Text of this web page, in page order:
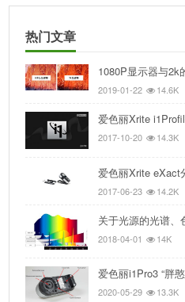
热门文章
1080P显示器与2k
2019-01-22 14.6K
爱色丽Xrite
2017-10-20 14.3K
爱色丽Xrite eXact
2017-06-23 14.2K
关于光源的光谱、
2018-04-01 14K
爱色丽i1Pro3 “胖
2020-05-29 13.3K